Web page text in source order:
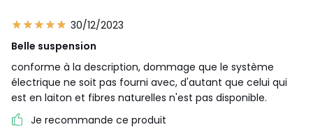
30/12/2023
Belle suspension
conforme à la description, dommage que le système
électrique ne soit pas fourni avec, d'autant que celui qui
est en laiton et fibres naturelles n'est pas disponible.
Je recommande ce produit